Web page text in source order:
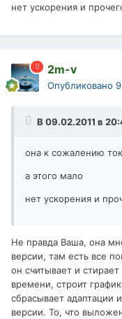
нет ускорения и
2m-v
Опубликовано
В 09.02.2011 в
она к сожалению
а этого мало
нет ускорения и
Не правда Ваша, она
версии, там есть все
он считывает и
времени, строит
сбрасывает адаптации
версии. То, что